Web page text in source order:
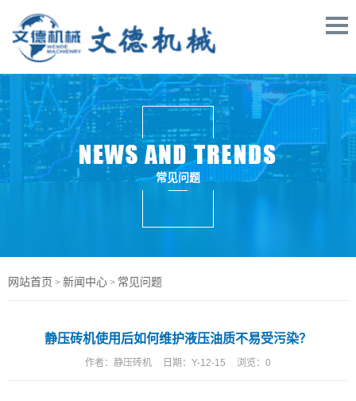
常见问题
网站首页 > 新闻中心 > 常见问题
静压砖机使用后如何维护液压油质不易受污染？
作者： 静压砖机 日期： Y-12-15 浏览： 0